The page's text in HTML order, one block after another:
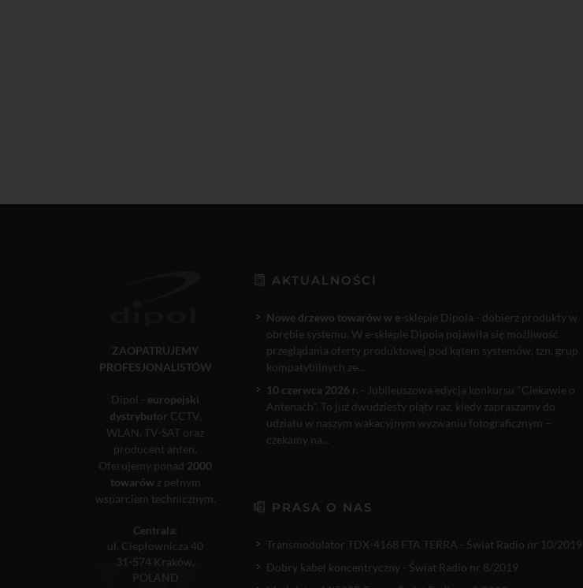
ZAOPATRUJEMY
PROFESJONALISTÓW
Dipol - europejski
dystrybutor CCTV,
WLAN, TV-SAT oraz
producent anten.
Oferujemy ponad 2000
towarówz pełnym
wsparciem technicznym.
Centrala:
ul. Ciepłownicza 40
31-574 Kraków,
POLAND
AKTUALNOŚCI
Nowe drzewo towarów w e-sklepie Dipola - dobierz produkty w
obrębie systemu. W e-sklepie Dipola pojawiła się możliwość
przeglądania oferty produktowej pod kątem systemów, tzn. grup
kompatybilnych ze...
10 czerwca 2026 r. - Jubileuszowa edycja konkursu "Ciekawie o
Antenach". To już dwudziesty piąty raz, kiedy zapraszamy do
udziału w naszym wakacyjnym wyzwaniu fotograficznym –
czekamy na...
PRASA O NAS
Transmodulator TDX-4168 FTA TERRA - Świat Radio nr 10/2019
Dobry kabel koncentryczny - Świat Radio nr 8/2019